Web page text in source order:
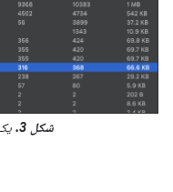
شکل 3.